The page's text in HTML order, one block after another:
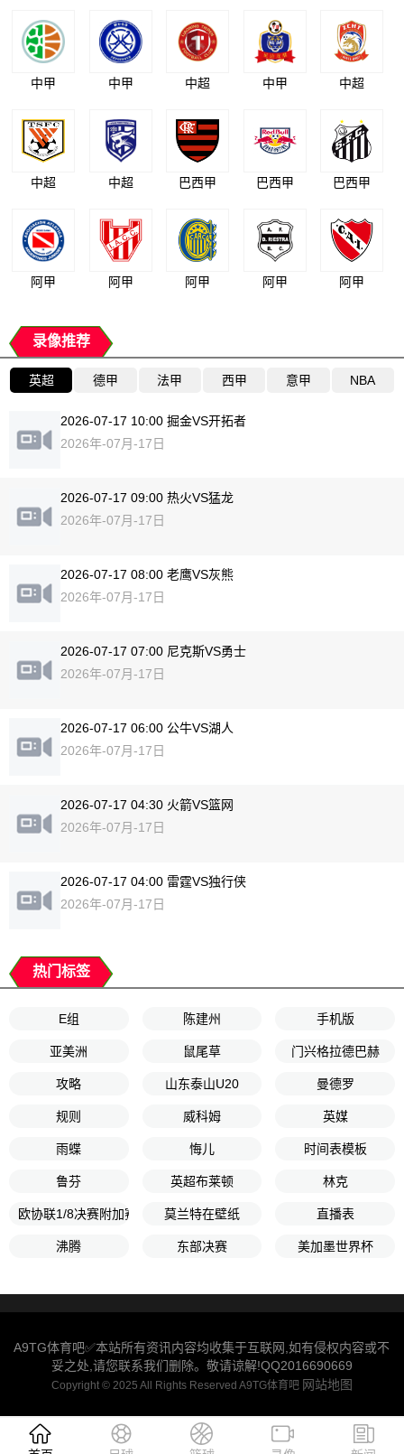
中甲 中甲 中超 中甲 中超
中超 中超 巴西甲 巴西甲 巴西甲
阿甲 阿甲 阿甲 阿甲 阿甲
录像推荐
英超 德甲 法甲 西甲 意甲 NBA
2026-07-17 10:00 掘金VS开拓者
2026年-07月-17日
2026-07-17 09:00 热火VS猛龙
2026年-07月-17日
2026-07-17 08:00 老鹰VS灰熊
2026年-07月-17日
2026-07-17 07:00 尼克斯VS勇士
2026年-07月-17日
2026-07-17 06:00 公牛VS湖人
2026年-07月-17日
2026-07-17 04:30 火箭VS篮网
2026年-07月-17日
2026-07-17 04:00 雷霆VS独行侠
2026年-07月-17日
热门标签
E组 陈建州 手机版
亚美洲 鼠尾草 门兴格拉德巴赫
攻略 山东泰山U20 曼德罗
规则 威科姆 英媒
雨蝶 悔儿 时间表模板
鲁芬 英超布莱顿 林克
欧协联1/8决赛附加赛次回合莫兰特在壁纸 直播表
沸腾 东部决赛 美加墨世界杯
A9TG体育吧✅本站所有资讯内容均收集于互联网,如有侵权内容或不
妥之处,请您联系我们删除。敬请谅解!QQ2016690669
Copyright © 2025 All Rights Reserved A9TG体育吧 网站地图